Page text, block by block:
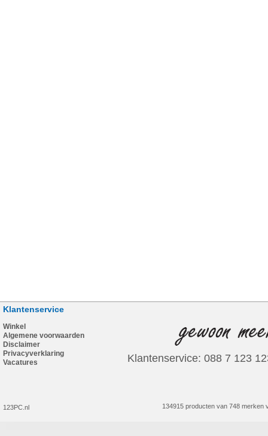
Klantenservice
Winkel
Algemene voorwaarden
Disclaimer
Privacyverklaring
Vacatures
123PC.nl
Klantenservice: 088 7 123
134915 producten van 748 merken